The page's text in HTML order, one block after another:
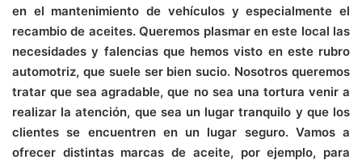
en el mantenimiento de vehículos y especialmente el
recambio de aceites. Queremos plasmar en este local las
necesidades y falencias que hemos visto en este rubro
automotriz, que suele ser bien sucio. Nosotros queremos
tratar que sea agradable, que no sea una tortura venir a
realizar la atención, que sea un lugar tranquilo y que los
clientes se encuentren en un lugar seguro. Vamos a
ofrecer distintas marcas de aceite, por ejemplo, para